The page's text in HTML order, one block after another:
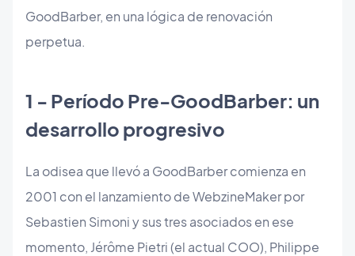
GoodBarber, en una lógica de renovación
perpetua.
​1 - Período Pre-GoodBarber: un
desarrollo progresivo
La odisea que llevó a GoodBarber comienza en
2001 con el lanzamiento de WebzineMaker por
Sebastien Simoni y sus tres asociados en ese
momento, Jérôme Pietri (el actual COO), Philippe